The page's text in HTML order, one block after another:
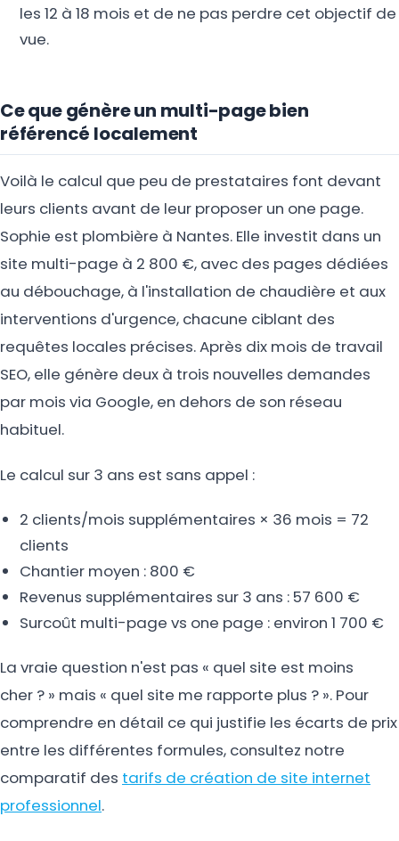
les 12 à 18 mois et de ne pas perdre cet objectif de
vue.
Ce que génère un multi-page bien
référencé localement
Voilà le calcul que peu de prestataires font devant
leurs clients avant de leur proposer un one page.
Sophie est plombière à Nantes. Elle investit dans un
site multi-page à 2 800 €, avec des pages dédiées
au débouchage, à l'installation de chaudière et aux
interventions d'urgence, chacune ciblant des
requêtes locales précises. Après dix mois de travail
SEO, elle génère deux à trois nouvelles demandes
par mois via Google, en dehors de son réseau
habituel.
Le calcul sur 3 ans est sans appel :
2 clients/mois supplémentaires × 36 mois = 72
clients
Chantier moyen : 800 €
Revenus supplémentaires sur 3 ans : 57 600 €
Surcoût multi-page vs one page : environ 1 700 €
La vraie question n'est pas « quel site est moins
cher ? » mais « quel site me rapporte plus ? ». Pour
comprendre en détail ce qui justifie les écarts de prix
entre les différentes formules, consultez notre
comparatif des tarifs de création de site internet
professionnel.